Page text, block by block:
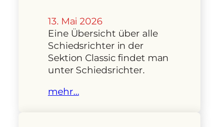
13. Mai 2026
Eine Übersicht über alle
Schiedsrichter in der
Sektion Classic findet man
unter Schiedsrichter.
mehr…